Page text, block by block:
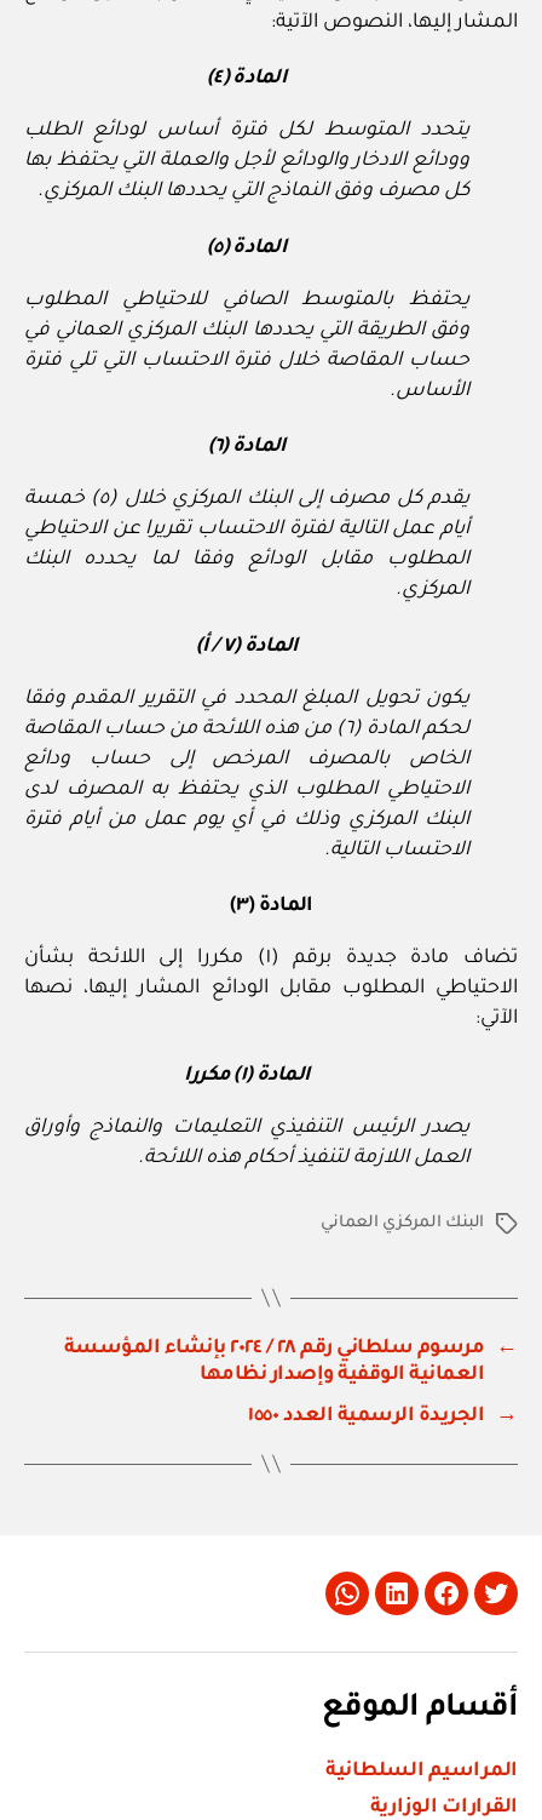
المشار إليها، النصوص الآتية:
المادة (٤)
يتحدد المتوسط لكل فترة أساس لودائع الطلب
وودائع الادخار والودائع لأجل والعملة التي يحتفظ بها
كل مصرف وفق النماذج التي يحددها البنك المركزي.
المادة (٥)
يحتفظ بالمتوسط الصافي للاحتياطي المطلوب
وفق الطريقة التي يحددها البنك المركزي العماني في
حساب المقاصة خلال فترة الاحتساب التي تلي فترة
الأساس.
المادة (٦)
يقدم كل مصرف إلى البنك المركزي خلال (٥) خمسة
أيام عمل التالية لفترة الاحتساب تقريرا عن الاحتياطي
المطلوب مقابل الودائع وفقا لما يحدده البنك
المركزي.
المادة (٧ / أ)
يكون تحويل المبلغ المحدد في التقرير المقدم وفقا
لحكم المادة (٦) من هذه اللائحة من حساب المقاصة
الخاص بالمصرف المرخص إلى حساب ودائع
الاحتياطي المطلوب الذي يحتفظ به المصرف لدى
البنك المركزي وذلك في أي يوم عمل من أيام فترة
الاحتساب التالية.
المادة (٣)
تضاف مادة جديدة برقم (١) مكررا إلى اللائحة بشأن
الاحتياطي المطلوب مقابل الودائع المشار إليها، نصها
الآتي:
المادة (١) مكررا
يصدر الرئيس التنفيذي التعليمات والنماذج وأوراق
العمل اللازمة لتنفيذ أحكام هذه اللائحة.
الوسومالبنك المركزي العماني
←
مرسوم سلطاني رقم ٢٨ / ٢٠٢٤ بإنشاء المؤسسة
العمانية الوقفية وإصدار نظامها
→
الجريدة الرسمية العدد ١٥٥٠
Twitter
Facebook
LinkedIn
Whatsapp
أقسام الموقع
المراسيم السلطانية
القرارات الوزارية